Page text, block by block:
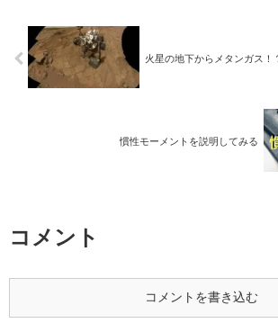
火星の地下からメタンガス！
慣性モーメントを説明してみる
コメント
コメントを書き込む